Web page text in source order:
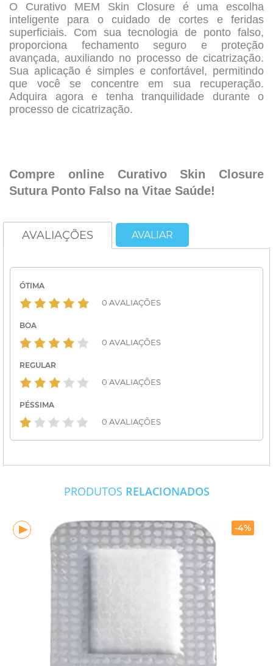
O Curativo MEM Skin Closure é uma escolha
inteligente para o cuidado de cortes e feridas
superficiais. Com sua tecnologia de ponto falso,
proporciona fechamento seguro e proteção
avançada, auxiliando no processo de cicatrização.
Sua aplicação é simples e confortável, permitindo
que você se concentre em sua recuperação.
Adquira agora e tenha tranquilidade durante o
processo de cicatrização.
Compre online Curativo Skin Closure
Sutura Ponto Falso na Vitae Saúde!
AVALIAÇÕES AVALIAR
ÓTIMA
0 AVALIAÇÕES
BOA
0 AVALIAÇÕES
REGULAR
0 AVALIAÇÕES
PÉSSIMA
0 AVALIAÇÕES
PRODUTOS RELACIONADOS
-4%